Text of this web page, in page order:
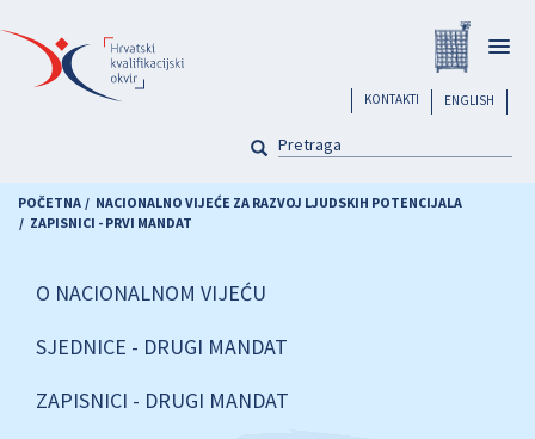
na
glavni
sadržaj
ENGLISH
header
KONTAKTI
PRETRAGA
POČETNA
NACIONALNO VIJEĆE ZA RAZVOJ LJUDSKIH POTENCIJALA
ZAPISNICI - PRVI MANDAT
O NACIONALNOM VIJEĆU
SJEDNICE - DRUGI MANDAT
ZAPISNICI - DRUGI MANDAT